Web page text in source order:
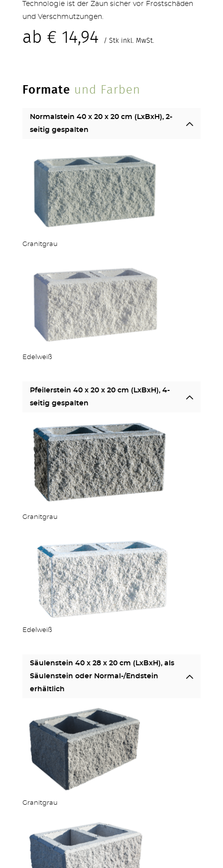
ZÄUNE
OUTDOOR KÜCHE
Technologie ist der Zaun sicher vor Frostschäden
und Verschmutzungen.
ab € 14,94 / Stk inkl. MwSt.
Formate und Farben
Normalstein 40 x 20 x 20 cm (LxBxH), 2-
seitig gespalten
Granitgrau
Edelweiß
Pfeilerstein 40 x 20 x 20 cm (LxBxH), 4-
seitig gespalten
Granitgrau
Edelweiß
Säulenstein 40 x 28 x 20 cm (LxBxH), als
Säulenstein oder Normal-/Endstein
erhältlich
Granitgrau